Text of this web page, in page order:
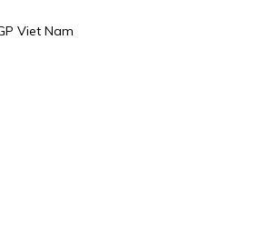
Viet Nam